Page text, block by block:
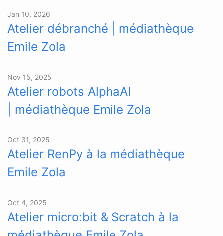
Jan 10, 2026
Atelier débranché | médiathèque
Emile Zola
Nov 15, 2025
Atelier robots AlphaAI
| médiathèque Emile Zola
Oct 31, 2025
Atelier RenPy à la médiathèque
Emile Zola
Oct 4, 2025
Atelier micro:bit & Scratch à la